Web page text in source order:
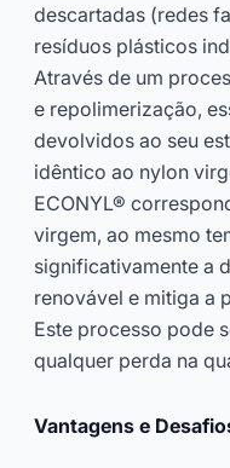
descartadas (redes
resíduos plásticos
Através de um
e repolimerização,
devolvidos ao seu
idêntico ao nylon
ECONYL®
virgem, ao mesmo
significativamente a
renovável e mitiga a
Este processo pode
qualquer perda na
Vantagens e